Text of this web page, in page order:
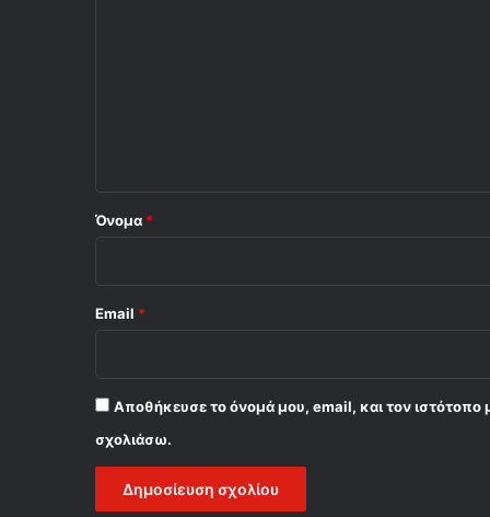
Όνομα *
Email *
Αποθήκευσε το όνομά μου, email, και τον
σχολιάσω.